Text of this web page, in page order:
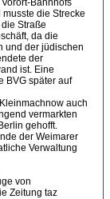
Bahnhofs
die Strecke
Straße
da die
und der jüdischen
der
ist. Eine
BVG später auf
auch
vermarkten
gehofft.
der Weimarer
Verwaltung
von
Zeitung taz